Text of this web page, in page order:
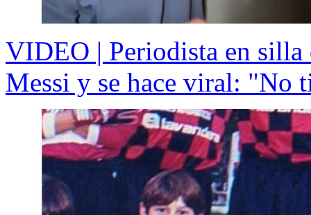
VIDEO | Periodista en silla
Messi y se hace viral: "No